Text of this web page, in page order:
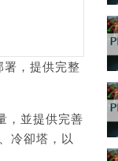
，提供完整
，並提供完善
冷卻塔，以